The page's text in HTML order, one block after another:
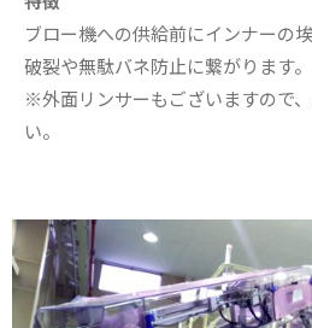
ブロー機への供給前にインナーの
破裂や無駄バネ防止に繋がります。
※外面リンサーもございますので
い。